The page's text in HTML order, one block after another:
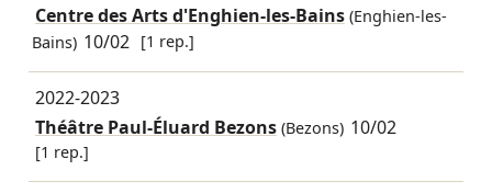
Centre des Arts d'Enghien-les-Bains(Enghien-les-
Bains) 10/02 [1 rep.]
2022-2023
Théâtre Paul-Éluard Bezons(Bezons) 10/02
[1 rep.]